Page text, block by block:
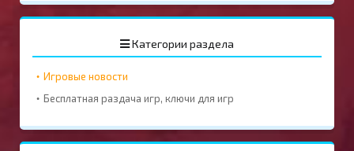
Категории раздела
Игровые новости
Бесплатная раздача игр, ключи для игр